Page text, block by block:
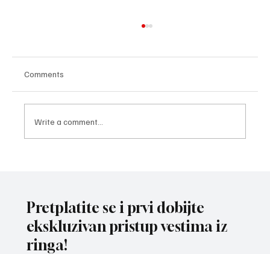
Comments
Write a comment...
Pretplatite se i prvi dobijte
ekskluzivan pristup vestima iz
ringa!